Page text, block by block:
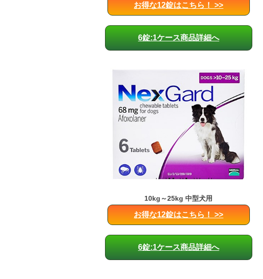
お得な12錠はこちら！ >>
6錠:1ケース商品詳細へ
10kg～25kg 中型犬用
お得な12錠はこちら！ >>
6錠:1ケース商品詳細へ